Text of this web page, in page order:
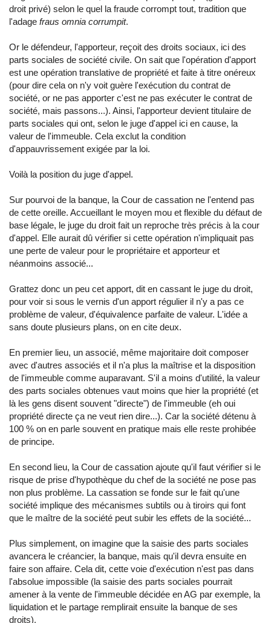
droit privé) selon le quel la fraude corrompt tout, tradition que
l'adage fraus omnia corrumpit.
Or le défendeur, l'apporteur, reçoit des droits sociaux, ici des
parts sociales de société civile. On sait que l'opération d'apport
est une opération translative de propriété et faite à titre onéreux
(pour dire cela on n'y voit guère l'exécution du contrat de
société, or ne pas apporter c'est ne pas exécuter le contrat de
société, mais passons...). Ainsi, l'apporteur devient titulaire de
parts sociales qui ont, selon le juge d'appel ici en cause, la
valeur de l'immeuble. Cela exclut la condition
d'appauvrissement exigée par la loi.
Voilà la position du juge d'appel.
Sur pourvoi de la banque, la Cour de cassation ne l'entend pas
de cette oreille. Accueillant le moyen mou et flexible du défaut de
base légale, le juge du droit fait un reproche très précis à la cour
d'appel. Elle aurait dû vérifier si cette opération n'impliquait pas
une perte de valeur pour le propriétaire et apporteur et
néanmoins associé...
Grattez donc un peu cet apport, dit en cassant le juge du droit,
pour voir si sous le vernis d'un apport régulier il n'y a pas ce
problème de valeur, d'équivalence parfaite de valeur. L'idée a
sans doute plusieurs plans, on en cite deux.
En premier lieu, un associé, même majoritaire doit composer
avec d'autres associés et il n'a plus la maîtrise et la disposition
de l'immeuble comme auparavant. S'il a moins d'utilité, la valeur
des parts sociales obtenues vaut moins que hier la propriété (et
là les gens disent souvent "directe") de l'immeuble (eh oui
propriété directe ça ne veut rien dire...). Car la société détenu à
100 % on en parle souvent en pratique mais elle reste prohibée
de principe.
En second lieu, la Cour de cassation ajoute qu'il faut vérifier si le
risque de prise d'hypothèque du chef de la société ne pose pas
non plus problème. La cassation se fonde sur le fait qu'une
société implique des mécanismes subtils ou à tiroirs qui font
que le maître de la société peut subir les effets de la société...
Plus simplement, on imagine que la saisie des parts sociales
avancera le créancier, la banque, mais qu'il devra ensuite en
faire son affaire. Cela dit, cette voie d'exécution n'est pas dans
l'absolue impossible (la saisie des parts sociales pourrait
amener à la vente de l'immeuble décidée en AG par exemple, la
liquidation et le partage remplirait ensuite la banque de ses
droits).